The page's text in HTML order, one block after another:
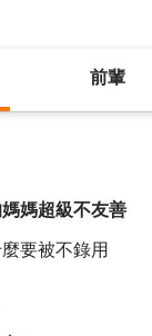
前輩
媽超級不友善
要被不錄用